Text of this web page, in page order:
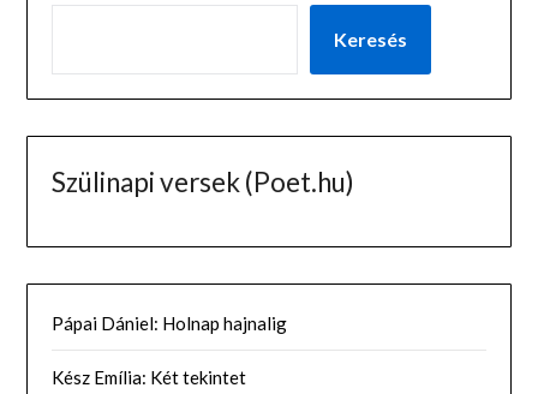
Keresés
Szülinapi versek (Poet.hu)
Pápai Dániel: Holnap hajnalig
Kész Emília: Két tekintet